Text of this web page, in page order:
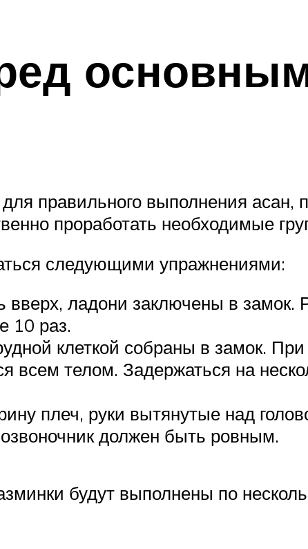
правильного выполнения асан,
проработать необходимые
следующими упражнениями:
вверх, ладони заключены в
10 раз.
клеткой собраны в замок.
всем телом. Задержаться на
плеч, руки вытянутые над
должен быть ровным.
будут выполнены по